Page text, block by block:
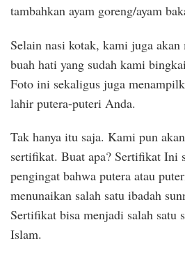
tambahkan ayam goreng/ayam
Selain nasi kotak, kami juga
buah hati yang sudah kami
Foto ini sekaligus juga
lahir putera-puteri Anda.
Tak hanya itu saja. Kami pun
sertifikat. Buat apa? Sertifikat Ini
pengingat bahwa putera atau
menunaikan salah satu ibadah
Sertifikat bisa menjadi salah satu
Islam.